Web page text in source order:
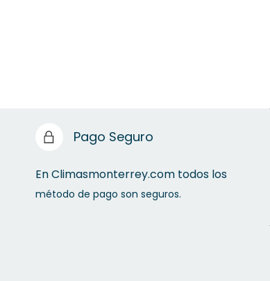
Pago Seguro
En Climasmonterrey.com todos los
método de pago son seguros.